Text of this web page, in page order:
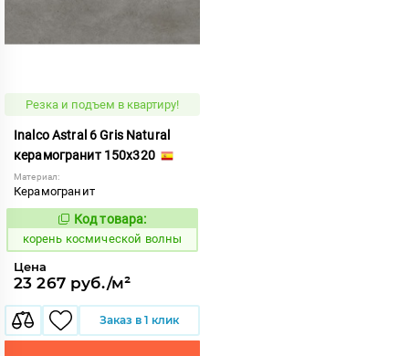
Резка и подъем в квартиру!
Inalco Astral 6 Gris Natural
керамогранит 150x320
Материал:
Керамогранит
786137
Код товара:
корень космической волны
Цена
23 267 руб./м²
Заказ в 1 клик